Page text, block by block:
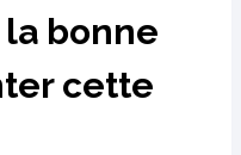
bonne
cette